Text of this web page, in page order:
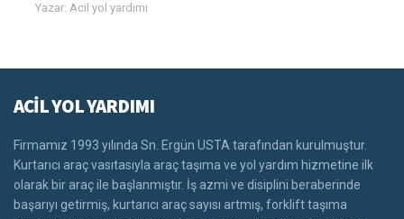
Yazar: Acil yol yardımı
ACİL YOL YARDIMI
Firmamız 1993 yılında Sn. Ergün USTA tarafından kurulmuştur.
Kurtarıcı araç vasıtasıyla araç taşıma ve yol yardım hizmetine ilk
olarak bir araç ile başlanmıştır. İş azmi ve disiplini beraberinde
başarıyı getirmiş, kurtarıcı araç sayısı artmış, forklift taşıma